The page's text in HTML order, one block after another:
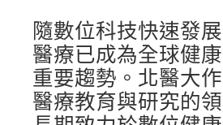
隨數位科技快速發
醫療已成為全球健
重要趨勢。北醫大
醫療教育與研究的領